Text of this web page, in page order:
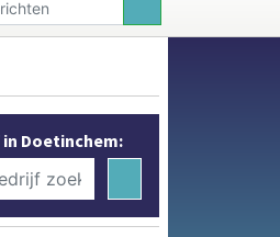
Doetinchem: